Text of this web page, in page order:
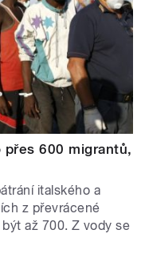
přes 600 migrantů,
italského a
z převrácené
až 700. Z vody se